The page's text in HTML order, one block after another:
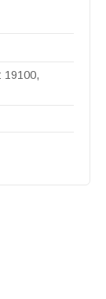
19100,